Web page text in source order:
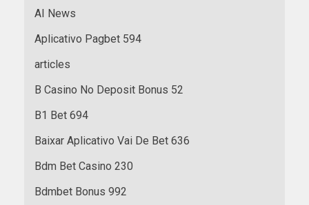
AI News
Aplicativo Pagbet 594
articles
B Casino No Deposit Bonus 52
B1 Bet 694
Baixar Aplicativo Vai De Bet 636
Bdm Bet Casino 230
Bdmbet Bonus 992